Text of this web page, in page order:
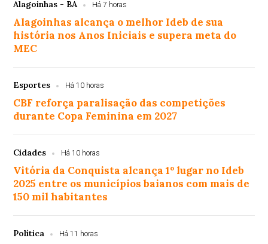
Alagoinhas - BA Há 7 horas
Alagoinhas alcança o melhor Ideb de sua
história nos Anos Iniciais e supera meta do
MEC
Esportes Há 10 horas
CBF reforça paralisação das competições
durante Copa Feminina em 2027
Cidades Há 10 horas
Vitória da Conquista alcança 1º lugar no Ideb
2025 entre os municípios baianos com mais de
150 mil habitantes
Política Há 11 horas